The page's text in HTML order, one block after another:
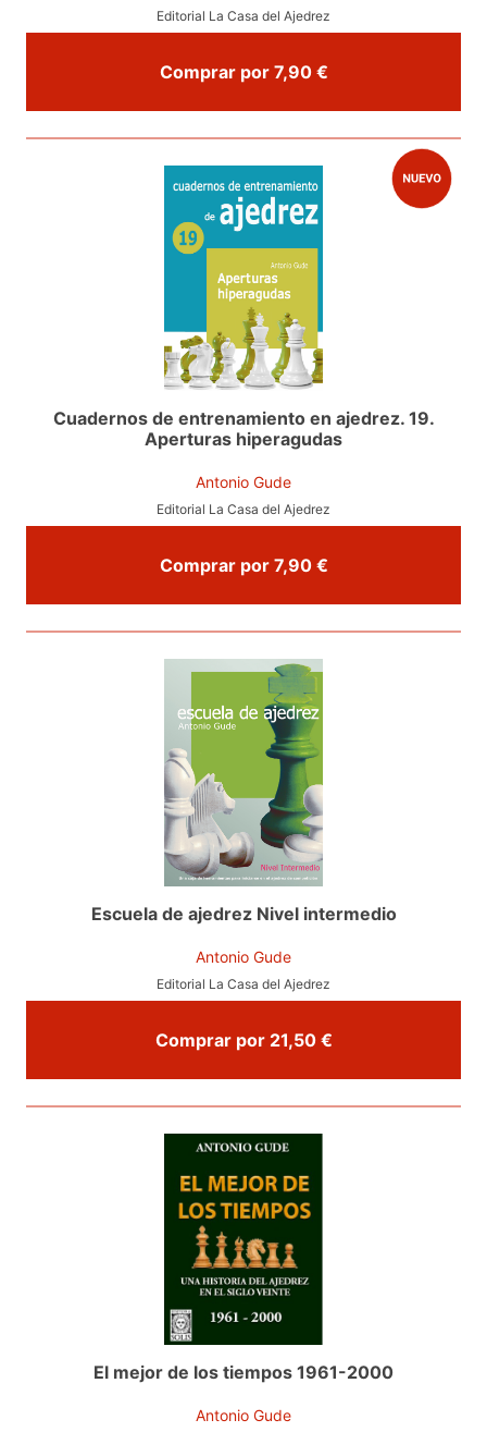
Editorial La Casa del Ajedrez
Comprar por 7,90 €
Cuadernos de entrenamiento en ajedrez. 19.
Aperturas hiperagudas
Antonio Gude
Editorial La Casa del Ajedrez
Comprar por 7,90 €
Escuela de ajedrez Nivel intermedio
Antonio Gude
Editorial La Casa del Ajedrez
Comprar por 21,50 €
El mejor de los tiempos 1961-2000
Antonio Gude